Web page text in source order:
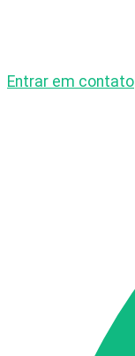
Entrar em contato